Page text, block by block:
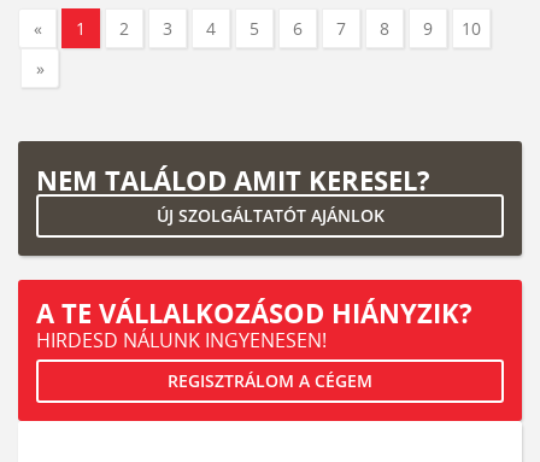
« 1 2 3 4 5 6 7 8 9
10
»
NEM TALÁLOD AMIT KERESEL?
ÚJ SZOLGÁLTATÓT AJÁNLOK
A TE VÁLLALKOZÁSOD HIÁNYZIK?
HIRDESD NÁLUNK INGYENESEN!
REGISZTRÁLOM A CÉGEM